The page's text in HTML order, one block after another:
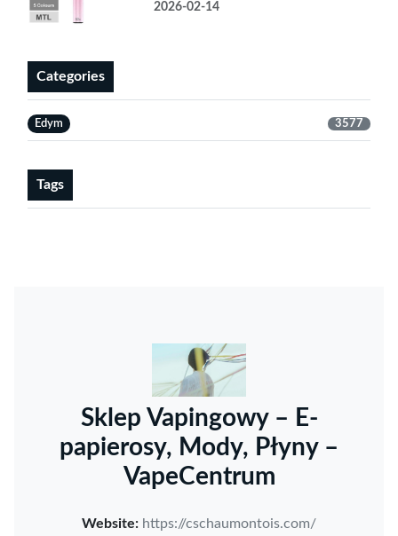
2026-02-14
Categories
Edym 3577
Tags
Sklep Vapingowy – E-
papierosy, Mody, Płyny –
VapeCentrum
Website: https://cschaumontois.com/